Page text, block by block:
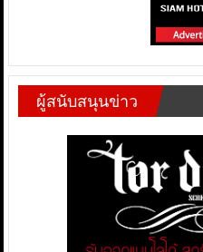
ผู้สนับสนุนข่าว